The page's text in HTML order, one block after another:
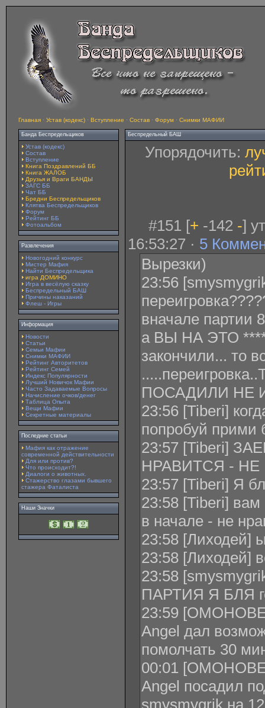
Главная · Устав (кодекс) · Вступление · Состав · Форум · Снимки МАФИИ
Банда Беспредельщиков
Устав (кодекс)
Состав
Вступление
Книга Поздравлений ББ
Книга ЖАЛОБ
Друзья и Враги БАНДЫ
ЗАГС ББ
Чат ББ
Бредни Беспредельщиков
Клятва Беспредельщиков
Форум
Рейтинг ББ
Фотоальбом
Развлечения
Новогодний конкурс
Мистер Мафия
Найти Беспредельщика
игра ДОМИНО
Игра в весёлую сказку
Беспредельный БАШ
Причины наказаний
Флеш - Игры
Информация
Новости
Статьи
Семьи Мафии
Снимки МАФИИ
Рейтинг Авторитетов
Рейтинг Семей
Индекс Популярности
Лучший Новичок Мафии
Часто Задаваемые Вопросы
Начисление очков/денег
Таблица Опыта
Вещи Мафии
Секретные материалы
Последние статьи
Мафия как отражение
современной действительности
Для или против?
Что происходит?!
Диалоги о животных.
Стажерство глазами бывшего
стажера Фаталиста
Наши Значки
Беспредельный БАШ
Упорядочить:
#151 [+ -142 -]
16:53:27 · 5
Вырезки)
23:56
вначале партии
а ВЫ НА ЭТО
закончили... то
ПОСАДИЛИ НЕ
23:56 [Tiberi]
попробуй прими
23:57 [Tiberi]
НРАВИТСЯ - НЕ
23:57 [Tiberi] Я
23:58 [Tiberi]
в начале - не
23:58 [Лиходей]
23:58 [Лиходей]
23:58
ПАРТИЯ Я БЛЯ
23:59
Angel дал
помолчать 30
00:01
Angel посадил
smysmygrik на